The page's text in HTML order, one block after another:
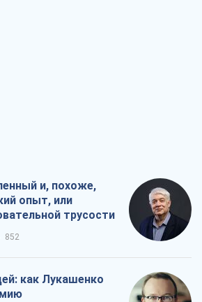
и, похоже,
опыт, или
трусости
852
как Лукашенко